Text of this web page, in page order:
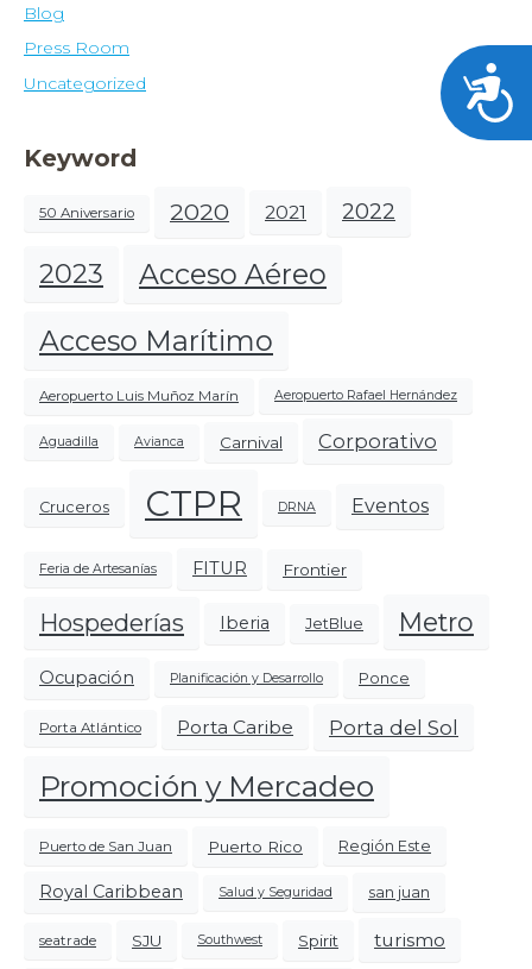
Blog
Press Room
Uncategorized
Keyword
50 Aniversario 2020 2021 2022
2023
Acceso Aéreo
Acceso Marítimo
Aeropuerto Luis Muñoz Marín Aeropuerto Rafael Hernández
Aguadilla Avianca Carnival Corporativo
Cruceros CTPR DRNA Eventos
Feria de Artesanías FITUR Frontier
Hospederías Iberia JetBlue Metro
Ocupación Planificación y Desarrollo Ponce
Porta Atlántico Porta Caribe Porta del Sol
Promoción y Mercadeo
Puerto de San Juan Puerto Rico Región Este
Royal Caribbean Salud y Seguridad san juan
seatrade SJU Southwest Spirit turismo